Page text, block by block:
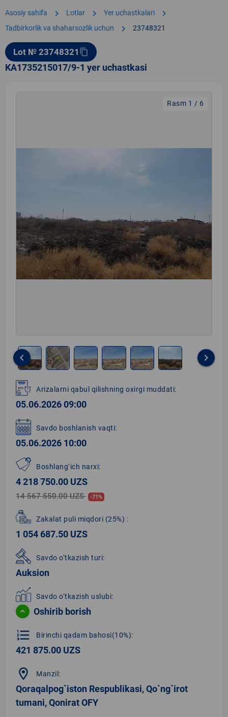
Asosiy sahifa chevron_right Lotlar chevron_right Yer uchastkalari chevron_right
Tadbirkorlik va shaharsozlik uchun chevron_right 23748321
Lot № 23748321 content_copy
KA1735215017/9-1 yer uchastkasi
Rasm 1 / 6
1
of
6
keyboard_arrow_left keyboard_arrow_right
Arizalarni qabul qilishning oxirgi muddati:
05.06.2026 09:00
Savdo boshlanish vaqti:
05.06.2026 10:00
Boshlang‘ich narxi:
4 218 750.00 UZS
14 567 550.00 UZS -71%
Zakalat puli miqdori (25%) :
1 054 687.50 UZS
Savdo o‘tkazish turi:
Auksion
Savdo o‘tkazish uslubi:
Oshirib borish
format_list_numbered Birinchi qadam bahosi(10%):
421 875.00 UZS
location_on Manzil:
Qoraqalpog`iston Respublikasi, Qo`ng`irot
tumani, Qonirat OFY